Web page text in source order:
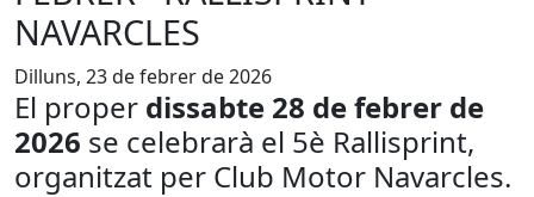
NAVARCLES
Dilluns, 23 de febrer de 2026
El proper dissabte 28 de febrer de
2026 se celebrarà el 5è Rallisprint,
organitzat per Club Motor Navarcles.